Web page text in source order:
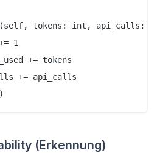
tokens: int, api_calls:
1
+= tokens
+= api_calls
(Erkennung)